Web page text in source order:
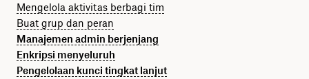
Mengelola aktivitas berbagi tim
Buat grup dan peran
Manajemen admin berjenjang
Enkripsi menyeluruh
Pengelolaan kunci tingkat lanjut